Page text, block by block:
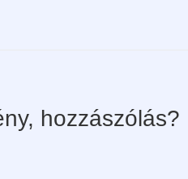
hozzászólás?